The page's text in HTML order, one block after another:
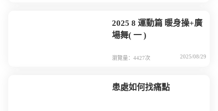
2025 8 運動篇 暖身操+廣
場舞( 一 )
瀏覽量：4427次 2025/08/29
患處如何找痛點